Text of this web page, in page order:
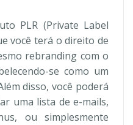
PLR (Private Label
você terá o direito de
rebranding com o
se como um
disso, você poderá
uma lista de e-mails,
ou simplesmente